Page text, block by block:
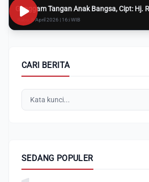
Genggam Tangan Anak Bangsa, Cipt: Hj.
Rabu, 8 April 2026 | 16:i WIB
CARI BERITA
SEDANG POPULER